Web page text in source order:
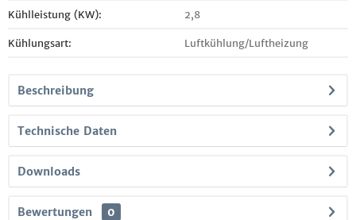
Kühlleistung (KW): 2,8
Kühlungsart: Luftkühlung/Luftheizung
Beschreibung
Technische Daten
Downloads
Bewertungen 0